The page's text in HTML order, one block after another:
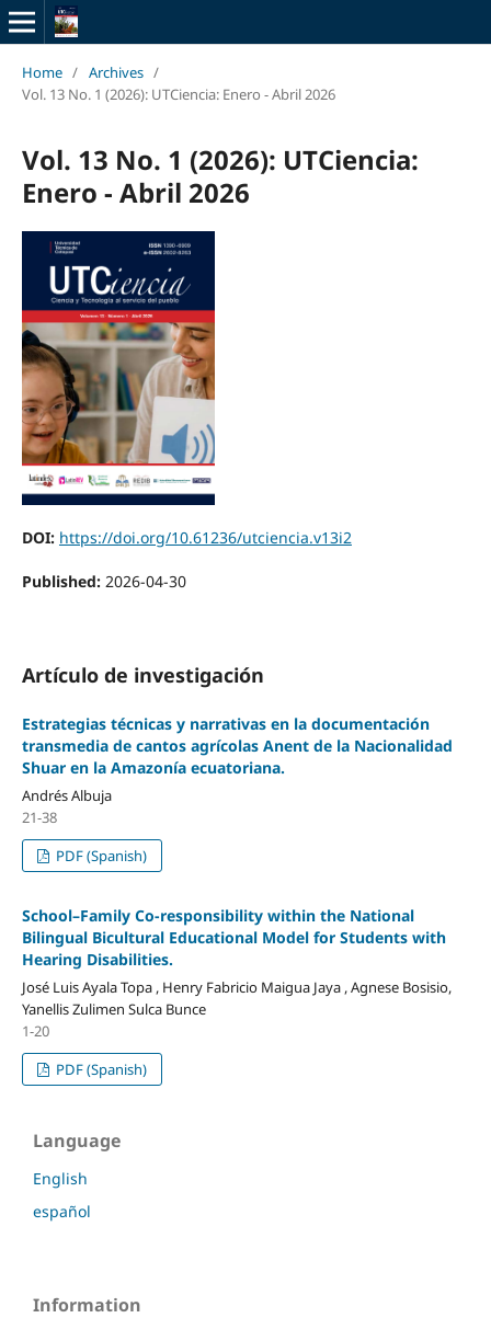
Home / Archives /
Vol. 13 No. 1 (2026): UTCiencia: Enero - Abril 2026
Vol. 13 No. 1 (2026): UTCiencia:
Enero - Abril 2026
DOI: https://doi.org/10.61236/utciencia.v13i2
Published: 2026-04-30
Artículo de investigación
Estrategias técnicas y narrativas en la documentación
transmedia de cantos agrícolas Anent de la Nacionalidad
Shuar en la Amazonía ecuatoriana.
Andrés Albuja
21-38
PDF (Spanish)
School–Family Co-responsibility within the National
Bilingual Bicultural Educational Model for Students with
Hearing Disabilities.
José Luis Ayala Topa , Henry Fabricio Maigua Jaya , Agnese Bosisio,
Yanellis Zulimen Sulca Bunce
1-20
PDF (Spanish)
Language
English
español
Information